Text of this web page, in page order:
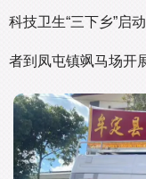
科技卫生“三下乡”启
者到凤屯镇飒马场开